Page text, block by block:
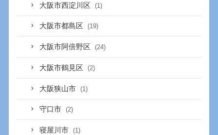
大阪市西淀川区 (1)
大阪市都島区 (19)
大阪市阿倍野区 (24)
大阪市鶴見区 (2)
大阪狭山市 (1)
守口市 (2)
寝屋川市 (1)